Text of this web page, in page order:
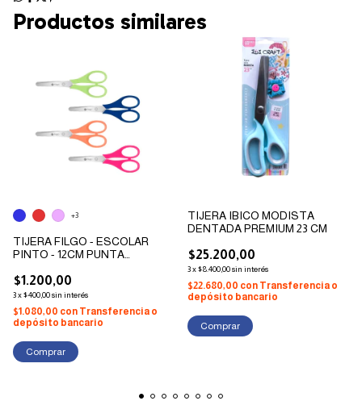
Productos similares
TIJERA FILGO - ESCOLAR
PINTO - 12CM PUNTA
$1.200,00
3x$400,00sin interés
$1.080,00 con Transferencia o
depósito bancario
+3
Comprar
TIJERA IBICO MODISTA
DENTADA PREMIUM 23 CM
$25.200,00
3x$8.400,00sin interés
$22.680,00 con Transferencia o
depósito bancario